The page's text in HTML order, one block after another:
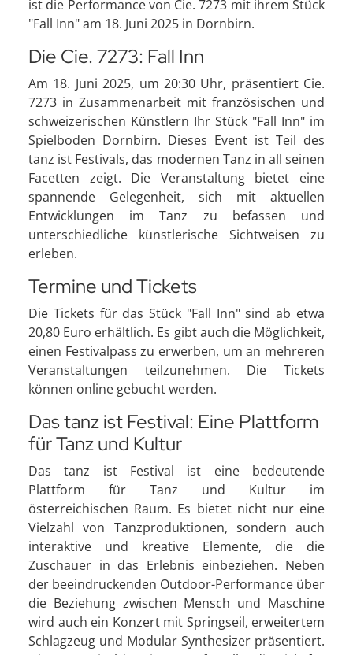
ist die Performance von Cie. 7273 mit ihrem Stück
"Fall Inn" am 18. Juni 2025 in Dornbirn.
Die Cie. 7273: Fall Inn
Am 18. Juni 2025, um 20:30 Uhr, präsentiert Cie.
7273 in Zusammenarbeit mit französischen und
schweizerischen Künstlern Ihr Stück "Fall Inn" im
Spielboden Dornbirn. Dieses Event ist Teil des
tanz ist Festivals, das modernen Tanz in all seinen
Facetten zeigt. Die Veranstaltung bietet eine
spannende Gelegenheit, sich mit aktuellen
Entwicklungen im Tanz zu befassen und
unterschiedliche künstlerische Sichtweisen zu
erleben.
Termine und Tickets
Die Tickets für das Stück "Fall Inn" sind ab etwa
20,80 Euro erhältlich. Es gibt auch die Möglichkeit,
einen Festivalpass zu erwerben, um an mehreren
Veranstaltungen teilzunehmen. Die Tickets
können online gebucht werden.
Das tanz ist Festival: Eine Plattform
für Tanz und Kultur
Das tanz ist Festival ist eine bedeutende
Plattform für Tanz und Kultur im
österreichischen Raum. Es bietet nicht nur eine
Vielzahl von Tanzproduktionen, sondern auch
interaktive und kreative Elemente, die die
Zuschauer in das Erlebnis einbeziehen. Neben
der beeindruckenden Outdoor-Performance über
die Beziehung zwischen Mensch und Maschine
wird auch ein Konzert mit Springseil, erweitertem
Schlagzeug und Modular Synthesizer präsentiert.